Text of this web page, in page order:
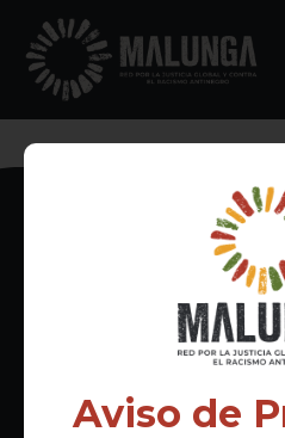
Inscríbete al boletín
Aviso de